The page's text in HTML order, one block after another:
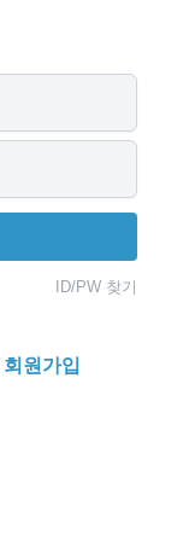
ID/PW 찾기
회원가입